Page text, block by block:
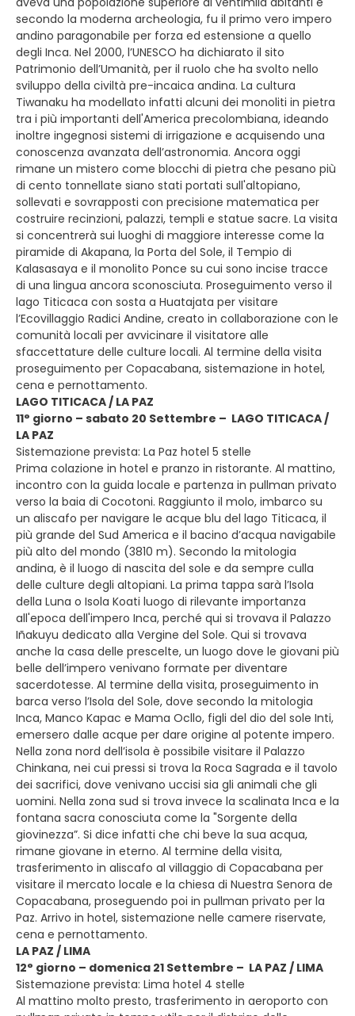
secondo la moderna archeologia, fu il primo vero impero
andino paragonabile per forza ed estensione a quello
degli Inca. Nel 2000, l’UNESCO ha dichiarato il sito
Patrimonio dell’Umanità, per il ruolo che ha svolto nello
sviluppo della civiltà pre-incaica andina. La cultura
Tiwanaku ha modellato infatti alcuni dei monoliti in pietra
tra i più importanti dell'America precolombiana, ideando
inoltre ingegnosi sistemi di irrigazione e acquisendo una
conoscenza avanzata dell’astronomia. Ancora oggi
rimane un mistero come blocchi di pietra che pesano più
di cento tonnellate siano stati portati sull'altopiano,
sollevati e sovrapposti con precisione matematica per
costruire recinzioni, palazzi, templi e statue sacre. La visita
si concentrerà sui luoghi di maggiore interesse come la
piramide di Akapana, la Porta del Sole, il Tempio di
Kalasasaya e il monolito Ponce su cui sono incise tracce
di una lingua ancora sconosciuta. Proseguimento verso il
lago Titicaca con sosta a Huatajata per visitare
l’Ecovillaggio Radici Andine, creato in collaborazione con le
comunità locali per avvicinare il visitatore alle
sfaccettature delle culture locali. Al termine della visita
proseguimento per Copacabana, sistemazione in hotel,
cena e pernottamento.
LAGO TITICACA / LA PAZ
11° giorno – sabato 20 Settembre – LAGO TITICACA /
LA PAZ
Sistemazione prevista: La Paz hotel 5 stelle
Prima colazione in hotel e pranzo in ristorante. Al mattino,
incontro con la guida locale e partenza in pullman privato
verso la baia di Cocotoni. Raggiunto il molo, imbarco su
un aliscafo per navigare le acque blu del lago Titicaca, il
più grande del Sud America e il bacino d’acqua navigabile
più alto del mondo (3810 m). Secondo la mitologia
andina, è il luogo di nascita del sole e da sempre culla
delle culture degli altopiani. La prima tappa sarà l’Isola
della Luna o Isola Koati luogo di rilevante importanza
all'epoca dell'impero Inca, perché qui si trovava il Palazzo
Iñakuyu dedicato alla Vergine del Sole. Qui si trovava
anche la casa delle prescelte, un luogo dove le giovani più
belle dell’impero venivano formate per diventare
sacerdotesse. Al termine della visita, proseguimento in
barca verso l’Isola del Sole, dove secondo la mitologia
Inca, Manco Kapac e Mama Ocllo, figli del dio del sole Inti,
emersero dalle acque per dare origine al potente impero.
Nella zona nord dell’isola è possibile visitare il Palazzo
Chinkana, nei cui pressi si trova la Roca Sagrada e il tavolo
dei sacrifici, dove venivano uccisi sia gli animali che gli
uomini. Nella zona sud si trova invece la scalinata Inca e la
fontana sacra conosciuta come la "Sorgente della
giovinezza”. Si dice infatti che chi beve la sua acqua,
rimane giovane in eterno. Al termine della visita,
trasferimento in aliscafo al villaggio di Copacabana per
visitare il mercato locale e la chiesa di Nuestra Senora de
Copacabana, proseguendo poi in pullman privato per la
Paz. Arrivo in hotel, sistemazione nelle camere riservate,
cena e pernottamento.
LA PAZ / LIMA
12° giorno – domenica 21 Settembre – LA PAZ / LIMA
Sistemazione prevista: Lima hotel 4 stelle
Al mattino molto presto, trasferimento in aeroporto con